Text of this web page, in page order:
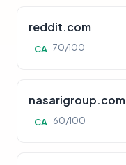
reddit.com
CA 70/100
nasarigroup.com
CA 60/100